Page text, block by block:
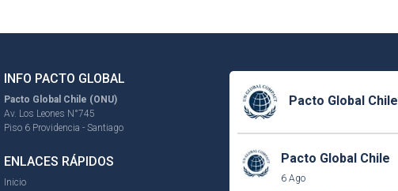
INFO PACTO GLOBAL
Pacto Global Chile (ONU)
Av. Los Leones N°745
Piso 6 Providencia - Santiago
ENLACES RÁPIDOS
Inicio
Pacto Global Chile
Pacto Global Chile
6 Ago